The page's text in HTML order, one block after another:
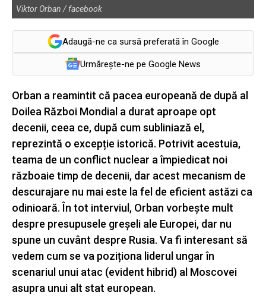
Viktor Orban / facebook
Adaugă-ne ca sursă preferată în Google
Urmărește-ne pe Google News
Orban a reamintit că pacea europeană de după al
Doilea Război Mondial a durat aproape opt
decenii, ceea ce, după cum subliniază el,
reprezintă o excepție istorică. Potrivit acestuia,
teama de un conflict nuclear a împiedicat noi
războaie timp de decenii, dar acest mecanism de
descurajare nu mai este la fel de eficient astăzi ca
odinioară. În tot interviul, Orban vorbește mult
despre presupusele greșeli ale Europei, dar nu
spune un cuvânt despre Rusia. Va fi interesant să
vedem cum se va poziționa liderul ungar în
scenariul unui atac (evident hibrid) al Moscovei
asupra unui alt stat european.